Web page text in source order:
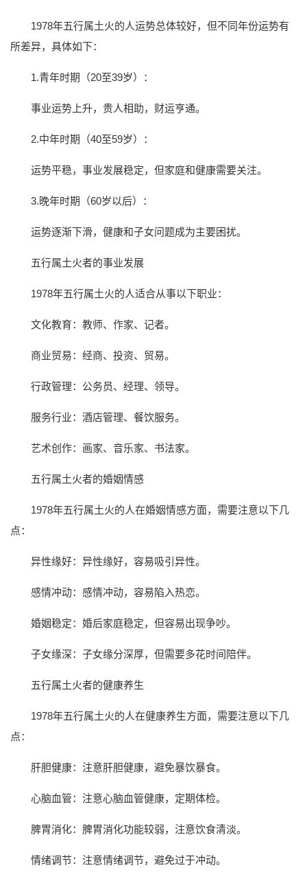
1978年五行属土火的人运势总体较好，但不同年份运势有
所差异，具体如下：
1.青年时期（20至39岁）：
事业运势上升，贵人相助，财运亨通。
2.中年时期（40至59岁）：
运势平稳，事业发展稳定，但家庭和健康需要关注。
3.晚年时期（60岁以后）：
运势逐渐下滑，健康和子女问题成为主要困扰。
五行属土火者的事业发展
1978年五行属土火的人适合从事以下职业：
文化教育：教师、作家、记者。
商业贸易：经商、投资、贸易。
行政管理：公务员、经理、领导。
服务行业：酒店管理、餐饮服务。
艺术创作：画家、音乐家、书法家。
五行属土火者的婚姻情感
1978年五行属土火的人在婚姻情感方面，需要注意以下几
点：
异性缘好：异性缘好，容易吸引异性。
感情冲动：感情冲动，容易陷入热恋。
婚姻稳定：婚后家庭稳定，但容易出现争吵。
子女缘深：子女缘分深厚，但需要多花时间陪伴。
五行属土火者的健康养生
1978年五行属土火的人在健康养生方面，需要注意以下几
点：
肝胆健康：注意肝胆健康，避免暴饮暴食。
心脑血管：注意心脑血管健康，定期体检。
脾胃消化：脾胃消化功能较弱，注意饮食清淡。
情绪调节：注意情绪调节，避免过于冲动。